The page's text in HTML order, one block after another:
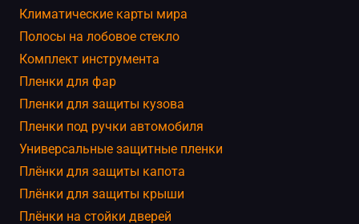
Климатические карты мира
Полосы на лобовое стекло
Комплект инструмента
Пленки для фар
Пленки для защиты кузова
Пленки под ручки автомобиля
Универсальные защитные пленки
Плёнки для защиты капота
Плёнки для защиты крыши
Плёнки на стойки дверей